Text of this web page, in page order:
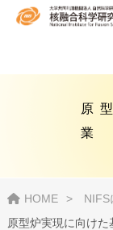
原
業
HOME
NIFS
原型炉実現に向け